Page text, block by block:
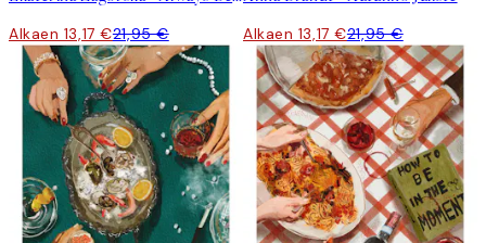
Alkaen 13,17 €21,95 € Alkaen 13,17 €21,95 €